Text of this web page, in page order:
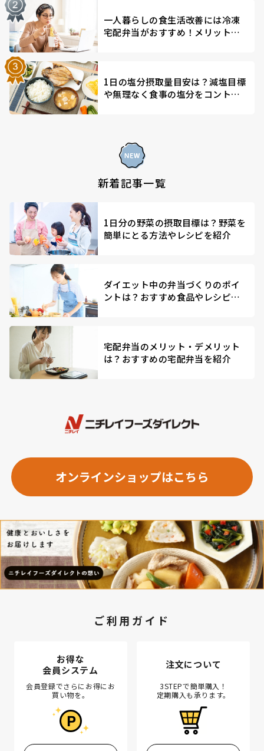
一人暮らしの食生活改善には冷凍
宅配弁当がおすすめ！メリットを
1日の塩分摂取量目安は？減塩目標
や無理なく食事の塩分をコントロ
新着記事一覧
1日分の野菜の摂取目標は？野菜を
簡単にとる方法やレシピを紹介
ダイエット中の弁当づくりのポイ
ントは？おすすめ食品やレシピを
宅配弁当のメリット・デメリット
は？おすすめの宅配弁当を紹介
オンラインショップはこちら
ご利用ガイド
お得な
会員システム
会員登録でさらにお得にお
買い物を。
注文について
3STEPで簡単購入！
定期購入も承ります。